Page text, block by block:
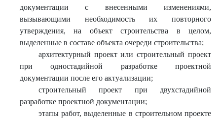
документации с внесенными изменениями,
вызывающими необходимость их повторного
утверждения, на объект строительства в целом,
выделенные в составе объекта очереди строительства;
архитектурный проект или строительный проект
при одностадийной разработке проектной
документации после его актуализации;
строительный проект при двухстадийной
разработке проектной документации;
этапы работ, выделенные в строительном проекте